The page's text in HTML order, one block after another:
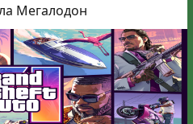
Мегалодон